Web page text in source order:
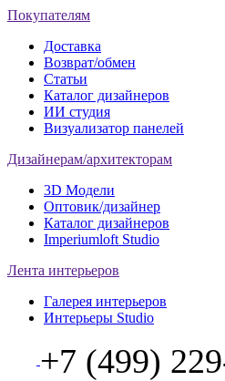
Покупателям
Доставка
Возврат/обмен
Статьи
Каталог дизайнеров
ИИ студия
Визуализатор панелей
Дизайнерам/архитекторам
3D Модели
Оптовик/дизайнер
Каталог дизайнеров
Imperiumloft Studio
Лента интерьеров
Галерея интерьеров
Интерьеры Studio
+7 (499)